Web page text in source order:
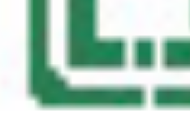
kaip